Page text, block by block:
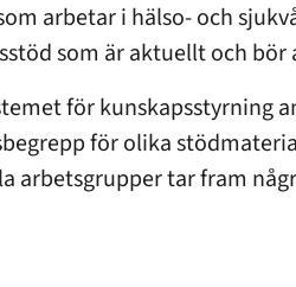
arbetar i hälso- och
som är aktuellt och bör
för kunskapsstyrning
för olika
arbetsgrupper tar fram